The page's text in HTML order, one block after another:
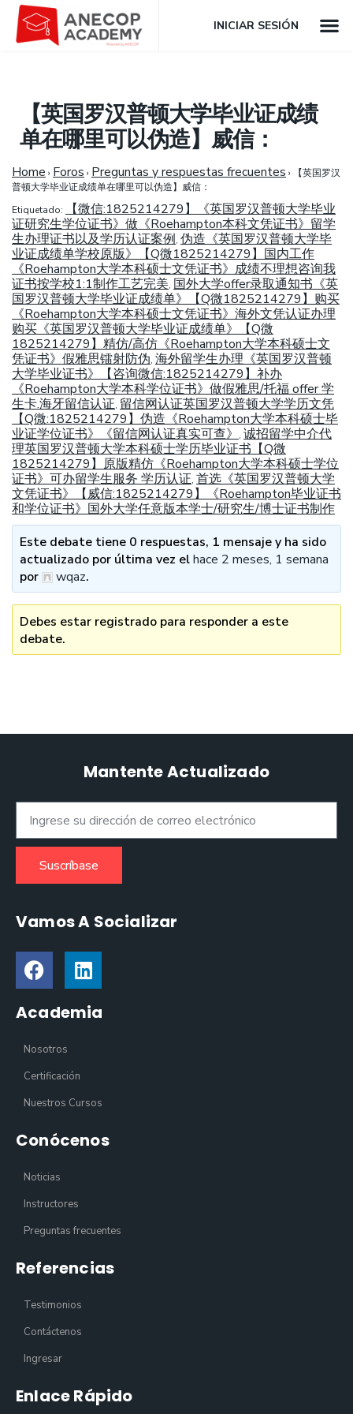
INICIAR SESIÓN
【英国罗汉普顿大学毕业证成绩
单在哪里可以伪造】威信：
Home › Foros › Preguntas y respuestas frecuentes ›
【英国罗汉
普顿大学毕业证成绩单在哪里可以伪造】威信：
Etiquetado:
【微信:1825214279】《英国罗汉普顿大学毕业
证研究生学位证书》做《Roehampton本科文凭证书》留学
生办理证书以及学历认证案例, 伪造《英国罗汉普顿大学毕
业证成绩单学校原版》【Q微1825214279】国内工作
《Roehampton大学本科硕士文凭证书》成绩不理想咨询我
证书按学校1:1制作工艺完美, 国外大学offer录取通知书《英
国罗汉普顿大学毕业证成绩单》【Q微1825214279】购买
《Roehampton大学本科硕士文凭证书》海外文凭认证办理
购买《英国罗汉普顿大学毕业证成绩单》【Q微
1825214279】精仿/高仿《Roehampton大学本科硕士文
凭证书》假雅思镭射防伪, 海外留学生办理《英国罗汉普顿
大学毕业证书》【咨询微信:1825214279】补办
《Roehampton大学本科学位证书》做假雅思/托福 offer 学
生卡.海牙留信认证, 留信网认证英国罗汉普顿大学学历文凭
【Q微:1825214279】伪造《Roehampton大学本科硕士毕
业证学位证书》《留信网认证真实可查》
, 诚招留学中介代
理英国罗汉普顿大学本科硕士学历毕业证书【Q微
1825214279】原版精仿《Roehampton大学本科硕士学位
证书》可办留学生服务 学历认证, 首选《英国罗汉普顿大学
文凭证书》【威信:1825214279】《Roehampton毕业证书
和学位证书》国外大学任意版本学士/研究生/博士证书制作
Este debate tiene 0 respuestas, 1 mensaje y ha sido
actualizado por última vez elhace 2 meses, 1 semana
por
wqaz.
Debes estar registrado para responder a este
debate.
Mantente Actualizado
Suscríbase
Vamos A Socializar
Academia
Nosotros
Certificación
Nuestros Cursos
Conócenos
Noticias
Instructores
Preguntas frecuentes
Referencias
Testimonios
Contáctenos
Ingresar
Enlace Rápido